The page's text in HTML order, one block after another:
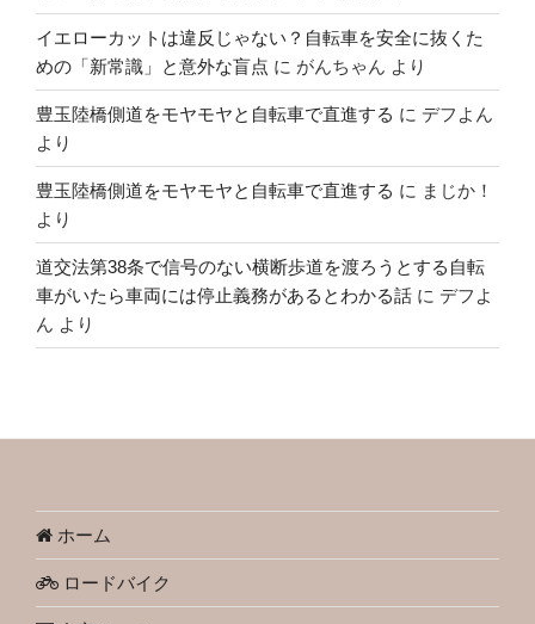
イエローカットは違反じゃない？自転車を安全に抜くた
めの「新常識」と意外な盲点 に がんちゃん より
豊玉陸橋側道をモヤモヤと自転車で直進する に デフよん
より
豊玉陸橋側道をモヤモヤと自転車で直進する に まじか！
より
道交法第38条で信号のない横断歩道を渡ろうとする自転
車がいたら車両には停止義務があるとわかる話 に デフよ
ん より
ホーム
ロードバイク